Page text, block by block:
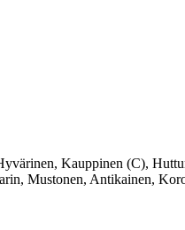
Kauppinen (C),
Mustonen, Antikainen,